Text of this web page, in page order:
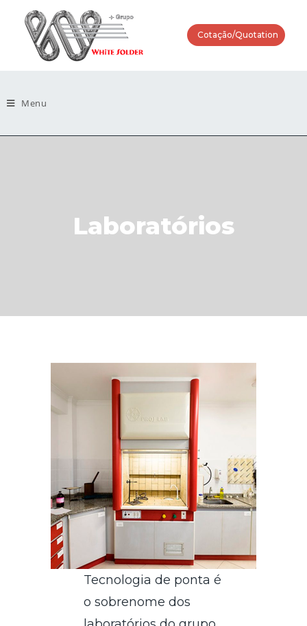
Cotação/Quotation
Menu
Laboratórios
Tecnologia de ponta é
o sobrenome dos